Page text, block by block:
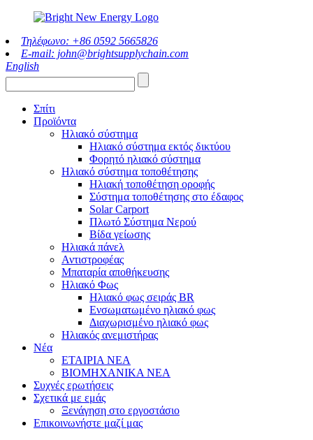
Τηλέφωνο: +86 0592 5665826
E-mail: john@brightsupplychain.com
English
Σπίτι
Προϊόντα
Ηλιακό σύστημα
Ηλιακό σύστημα εκτός δικτύου
Φορητό ηλιακό σύστημα
Ηλιακό σύστημα τοποθέτησης
Ηλιακή τοποθέτηση οροφής
Σύστημα τοποθέτησης στο έδαφος
Solar Carport
Πλωτό Σύστημα Νερού
Βίδα γείωσης
Ηλιακά πάνελ
Αντιστροφέας
Μπαταρία αποθήκευσης
Ηλιακό Φως
Ηλιακό φως σειράς BR
Ενσωματωμένο ηλιακό φως
Διαχωρισμένο ηλιακό φως
Ηλιακός ανεμιστήρας
Νέα
ΕΤΑΙΡΙΑ ΝΕΑ
ΒΙΟΜΗΧΑΝΙΚΑ ΝΕΑ
Συχνές ερωτήσεις
Σχετικά με εμάς
Ξενάγηση στο εργοστάσιο
Επικοινωνήστε μαζί μας